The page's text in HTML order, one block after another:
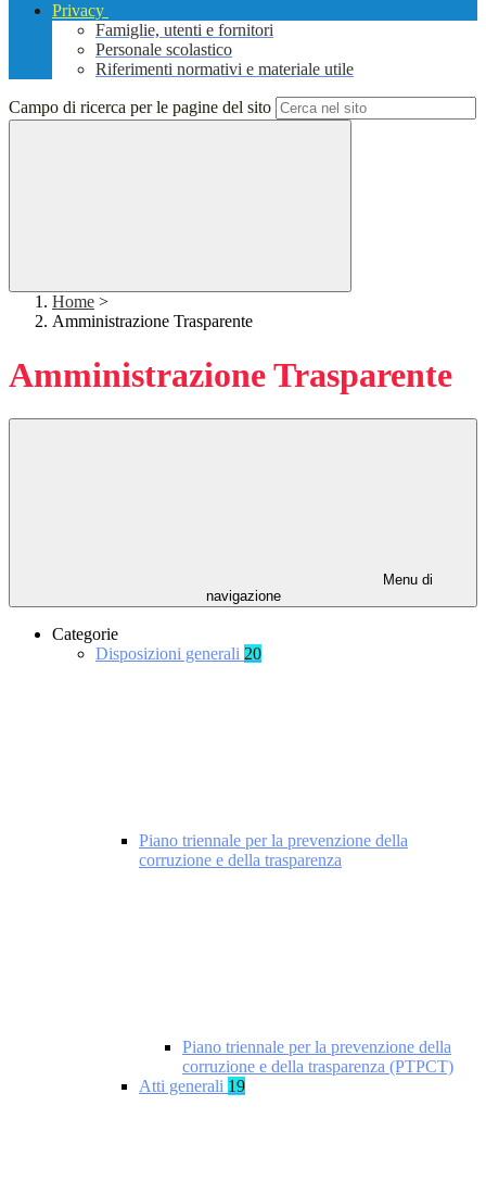
Privacy
Famiglie, utenti e fornitori
Personale scolastico
Riferimenti normativi e materiale utile
Campo di ricerca per le pagine del sito
Home >
Amministrazione Trasparente
Amministrazione Trasparente
Menu di
navigazione
Categorie
Disposizioni generali 20
Piano triennale per la prevenzione della
corruzione e della trasparenza
Piano triennale per la prevenzione della
corruzione e della trasparenza (PTPCT)
Atti generali 19